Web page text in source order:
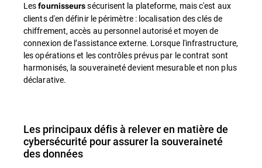
Lesfournisseurssécurisent la plateforme, mais c'est aux
clients d'en définir le périmètre : localisation des clés de
chiffrement, accès au personnel autorisé et moyen de
connexion de l’assistance externe. Lorsque l'infrastructure,
les opérations et les contrôles prévus par le contrat sont
harmonisés, la souveraineté devient mesurable et non plus
déclarative.
Les principaux défis à relever en matière de
cybersécurité pour assurer la souveraineté
des données